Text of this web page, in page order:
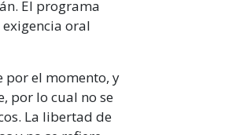
El programa
oral
por el momento, y
por lo cual no se
La libertad de